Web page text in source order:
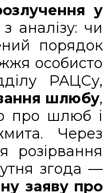
у
аналізу: чи
порядок
особисто
РАЦСу,
шлюбу,
про шлюб і
Через
розірвання
згода —
заяву про